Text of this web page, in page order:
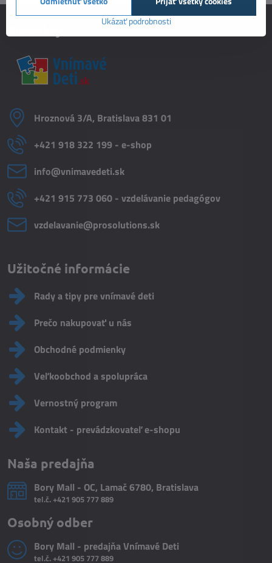
Hroznová 3/A, Bratislava 831 01
+421 918 322 199 - e-shop
info​@vnimavedeti​.sk
+421 915 773 060 - vzdelávanie pedagógov
vzdelavanie​@prosolutions​.sk
Užitočné informácie
Rady a tipy pre vnímavé deti
Prečo nakupovať u nás
Obchodné podmienky
Veľkoobchod a spolupráca
Vernostný program
Kontakt - prevádzkovateľ e-shopu
Naša predajňa
Bory Mall - OC, Lamač 6780, Bratislava
tel.č.+421 905 777 889
Osobný odber
Bory Mall - predajňa Vnímavé Deti
tel.č.+421 905 777 889
Ukázať podrobnosti